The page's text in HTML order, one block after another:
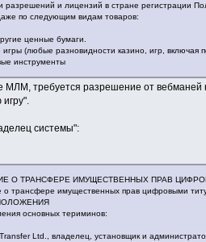
разрешений и лицензий в стране регистрации
по следующим видам товаров:
ценные бумаги.
(любые разновидности казино, игр, включая
инструменты
МЛМ, требуется разрешение от вебманей
системы":
О ТРАНСФЕРЕ ИМУЩЕСТВЕННЫХ ПРАВ
о трансфере имущественных прав цифровыми
основных териминов:
Ltd., владелец, установщик и